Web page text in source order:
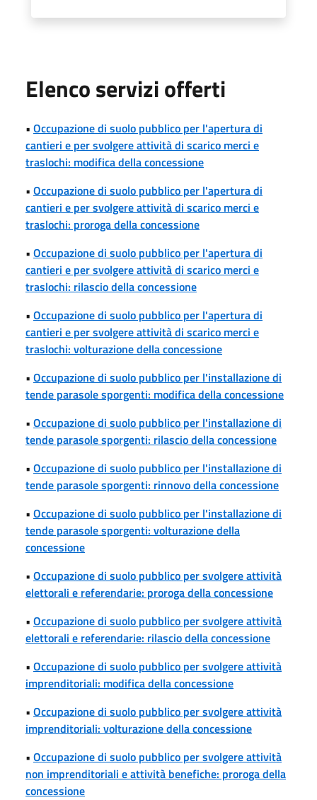
Elenco servizi offerti
• Occupazione di suolo pubblico per l'apertura di
cantieri e per svolgere attività di scarico merci e
traslochi: modifica della concessione
• Occupazione di suolo pubblico per l'apertura di
cantieri e per svolgere attività di scarico merci e
traslochi: proroga della concessione
• Occupazione di suolo pubblico per l'apertura di
cantieri e per svolgere attività di scarico merci e
traslochi: rilascio della concessione
• Occupazione di suolo pubblico per l'apertura di
cantieri e per svolgere attività di scarico merci e
traslochi: volturazione della concessione
• Occupazione di suolo pubblico per l'installazione di
tende parasole sporgenti: modifica della concessione
• Occupazione di suolo pubblico per l'installazione di
tende parasole sporgenti: rilascio della concessione
• Occupazione di suolo pubblico per l'installazione di
tende parasole sporgenti: rinnovo della concessione
• Occupazione di suolo pubblico per l'installazione di
tende parasole sporgenti: volturazione della
concessione
• Occupazione di suolo pubblico per svolgere attività
elettorali e referendarie: proroga della concessione
• Occupazione di suolo pubblico per svolgere attività
elettorali e referendarie: rilascio della concessione
• Occupazione di suolo pubblico per svolgere attività
imprenditoriali: modifica della concessione
• Occupazione di suolo pubblico per svolgere attività
imprenditoriali: volturazione della concessione
• Occupazione di suolo pubblico per svolgere attività
non imprenditoriali e attività benefiche: proroga della
concessione